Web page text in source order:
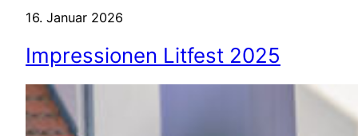
16. Januar 2026
Impressionen Litfest 2025